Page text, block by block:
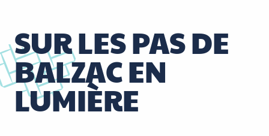
SUR LES PAS DE
BALZAC EN
LUMIÈRE